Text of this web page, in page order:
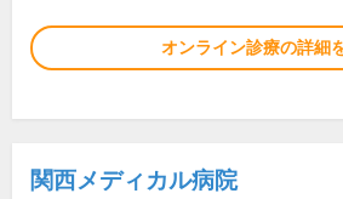
オンライン診療の詳細
関西メディカル病院